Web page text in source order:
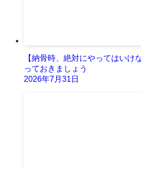
【納骨時、絶対にやってはいけ
っておきましょう
2026年7月31日